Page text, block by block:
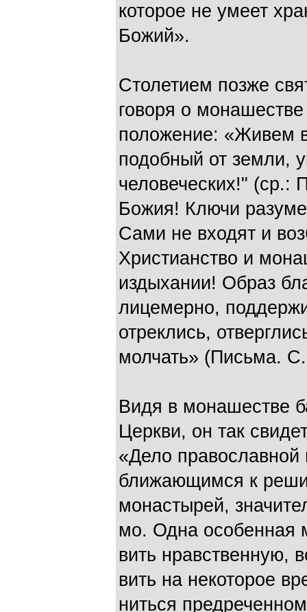
которое не умеет
Божий».
Столетием позже
говоря о
положение: «Живем
подобный от земли,
человеческих!" (ср.:
Божия! Ключи
Сами не входят и
Христианство и
издыхании! Образ
лицемерно,
отреклись,
молчать» (Письма.
Видя в монашестве
Церкви, он так
«Дело
ближающимся к
монастырей,
мо. Одна особенная
вить нравственную,
вить на некоторое
ниться